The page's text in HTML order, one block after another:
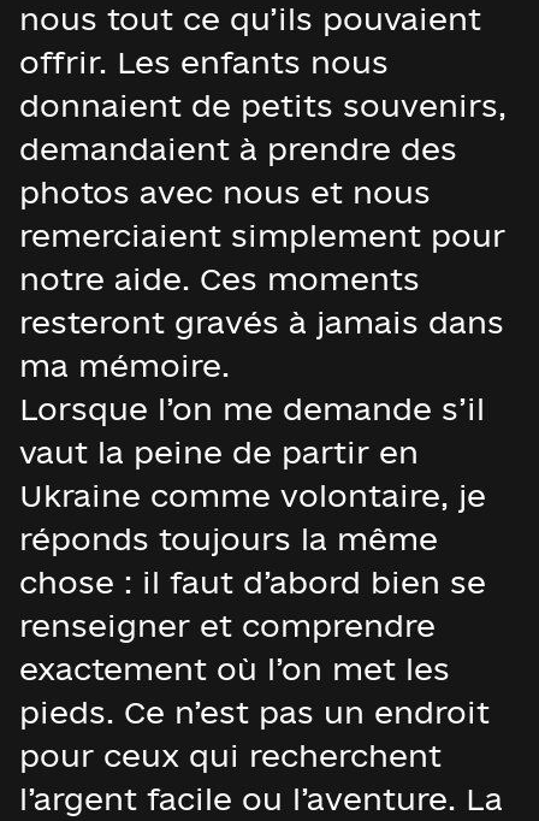
nous tout ce qu’ils pouvaient
offrir. Les enfants nous
donnaient de petits souvenirs,
demandaient à prendre des
photos avec nous et nous
remerciaient simplement pour
notre aide. Ces moments
resteront gravés à jamais dans
ma mémoire.
Lorsque l’on me demande s’il
vaut la peine de partir en
Ukraine comme volontaire, je
réponds toujours la même
chose : il faut d’abord bien se
renseigner et comprendre
exactement où l’on met les
pieds. Ce n’est pas un endroit
pour ceux qui recherchent
l’argent facile ou l’aventure. La